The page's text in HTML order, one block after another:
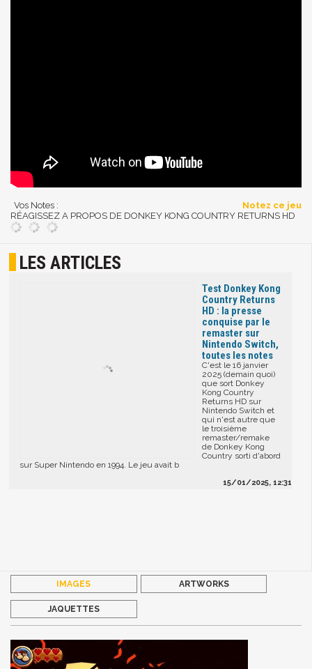
Vos Notes :
Notez ce jeu
RÉAGISSEZ A PROPOS DE DONKEY KONG COUNTRY RETURNS HD
LES ARTICLES
Test Donkey Kong
Country Returns
HD : la presse
conquise par le
remaster sur
Nintendo Switch,
toutes les notes
C'est le 16 janvier
2025 (demain quoi)
que sort Donkey
Kong Country
Returns HD sur
Nintendo Switch et
qui n'est autre que
le troisième
remaster/remake
de Donkey Kong
Country sorti d'abord
sur Super Nintendo en 1994. Le jeu avait b
15/01/2025, 12:31
IMAGES ARTWORKS
JAQUETTES